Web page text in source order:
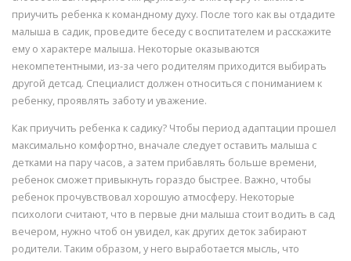
приучить ребенка к командному духу. После того как вы отдадите
малыша в садик, проведите беседу с воспитателем и расскажите
ему о характере малыша. Некоторые оказываются
некомпетентными, из-за чего родителям приходится выбирать
другой детсад. Специалист должен относиться с пониманием к
ребенку, проявлять заботу и уважение.
Как приучить ребенка к садику? Чтобы период адаптации прошел
максимально комфортно, вначале следует оставить малыша с
детками на пару часов, а затем прибавлять больше времени,
ребенок сможет привыкнуть гораздо быстрее. Важно, чтобы
ребенок прочувствовал хорошую атмосферу. Некоторые
психологи считают, что в первые дни малыша стоит водить в сад
вечером, нужно чтоб он увидел, как других деток забирают
родители. Таким образом, у него выработается мысль, что